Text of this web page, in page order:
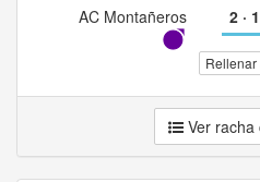
AC Montañeros 2· 1
Rellenar
Ver racha